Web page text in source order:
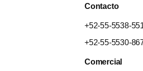
Contacto
+52-55-5538-
+52-55-5530-
Comercial